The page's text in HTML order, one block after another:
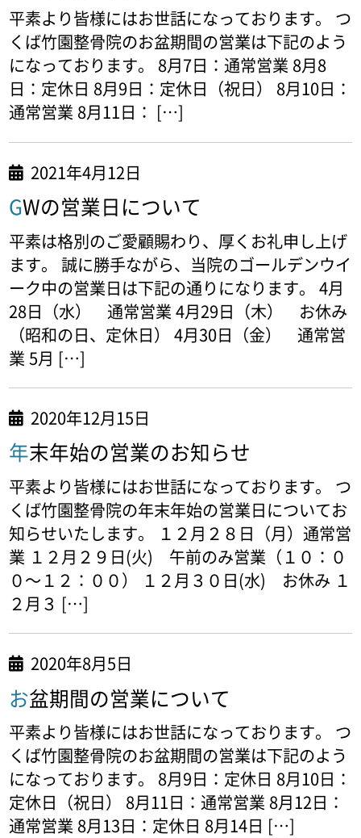
平素より皆様にはお世話になっております。 つ
くば竹園整骨院のお盆期間の営業は下記のよう
になっております。 8月7日：通常営業 8月8
日：定休日 8月9日：定休日（祝日） 8月10日：
通常営業 8月11日： […]
2021年4月12日
GWの営業日について
平素は格別のご愛顧賜わり、厚くお礼申し上げ
ます。 誠に勝手ながら、当院のゴールデンウイ
ーク中の営業日は下記の通りになります。 4月
28日（水） 通常営業 4月29日（木） お休み
（昭和の日、定休日） 4月30日（金） 通常営
業 5月 […]
2020年12月15日
年末年始の営業のお知らせ
平素より皆様にはお世話になっております。 つ
くば竹園整骨院の年末年始の営業日についてお
知らせいたします。 １２月２８日（月）通常営
業 １２月２９日(火) 午前のみ営業（１０：０
０～１２：００） １２月３０日(水) お休み １
２月３ […]
2020年8月5日
お盆期間の営業について
平素より皆様にはお世話になっております。 つ
くば竹園整骨院のお盆期間の営業は下記のよう
になっております。 8月9日：定休日 8月10日：
定休日（祝日） 8月11日：通常営業 8月12日：
通常営業 8月13日：定休日 8月14日 […]